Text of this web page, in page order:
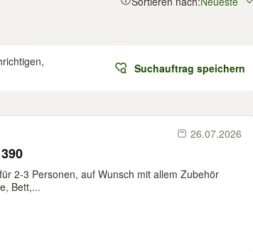
Suchauftrag speichern
26.07.2026
2-3 Personen, auf Wunsch mit allem Zubehör
Bett,...